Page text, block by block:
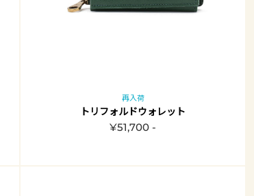
再入荷
トリフォルドウォレット
¥51,700 -